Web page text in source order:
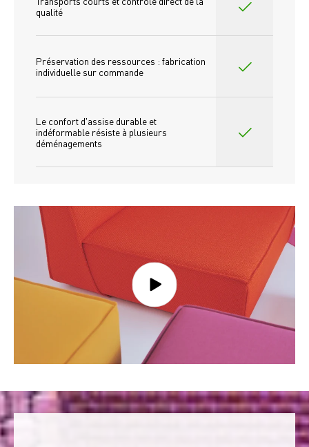
qualité
Préservation des ressources : fabrication
individuelle sur commande
Le confort d'assise durable et
indéformable résiste à plusieurs
déménagements